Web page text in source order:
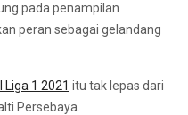
pada penampilan
peran sebagai gelandang
Liga 1 2021 itu tak lepas dari
Persebaya.